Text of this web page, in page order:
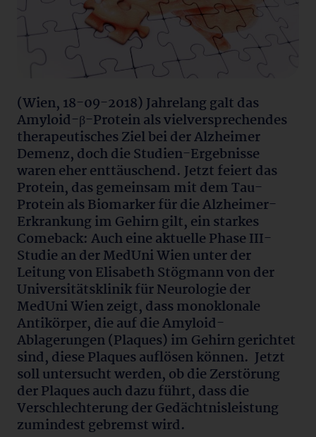
(Wien, 18-09-2018) Jahrelang galt das
Amyloid-β-Protein als vielversprechendes
therapeutisches Ziel bei der Alzheimer
Demenz, doch die Studien-Ergebnisse
waren eher enttäuschend. Jetzt feiert das
Protein, das gemeinsam mit dem Tau-
Protein als Biomarker für die Alzheimer-
Erkrankung im Gehirn gilt, ein starkes
Comeback: Auch eine aktuelle Phase III-
Studie an der MedUni Wien unter der
Leitung von Elisabeth Stögmann von der
Universitätsklinik für Neurologie der
MedUni Wien zeigt, dass monoklonale
Antikörper, die auf die Amyloid-
Ablagerungen (Plaques) im Gehirn gerichtet
sind, diese Plaques auflösen können. Jetzt
soll untersucht werden, ob die Zerstörung
der Plaques auch dazu führt, dass die
Verschlechterung der Gedächtnisleistung
zumindest gebremst wird.